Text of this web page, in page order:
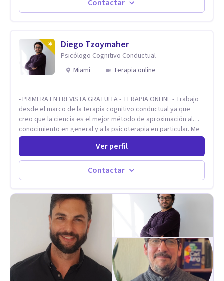
simplista, excluyendo de antemano otros factores que
como algo particular e intentando adaptarme a tu situación
personal concreta. En especial mi ámbito de trabajo es la
disfunción eréctil, la eyaculación precoz y la falta de deseo
tanto en mujeres como en hombres. La sexualidad es de
relación saludable de pareja.
Contactar
Diego Tzoymaher
Psicólogo Cognitivo Conductual
Miami
Terapia online
- PRIMERA ENTREVISTA GRATUITA - TERAPIA ONLINE - Trabajo
desde el marco de la terapia cognitivo conductual ya que
creo que la ciencia es el mejor método de aproximación al
conocimiento en general y a la psicoterapia en particular. Me
interesan los procesos de cambio conductual por los que una
persona pueda alcanzar sus objetivos, transitando,
aceptando y modificando sus patrones cognitivos y
emocionales. Abordo patologías específicas como trastornos
de ansiedad y del ánimo, y también crisis vitales y procesos
Ver perfil
Contactar